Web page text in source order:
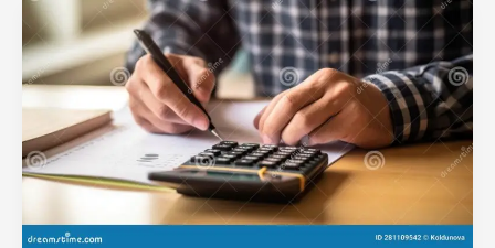
Geladeiras
Casas
Bahia
Magazine
Luiza